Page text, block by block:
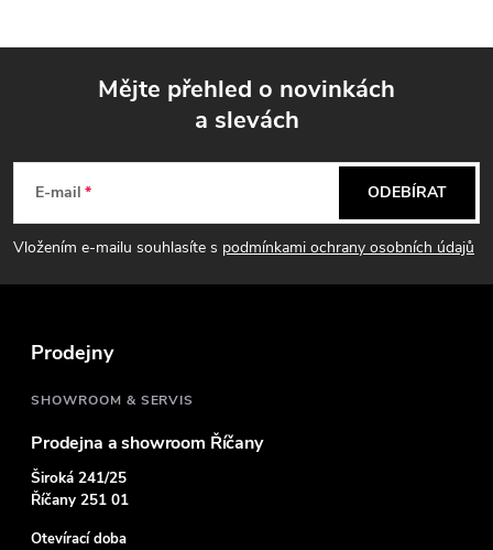
p
a
Mějte přehled o novinkách
a slevách
E-mail
Vložením e-mailu souhlasíte s podmínkami ochrany osobních údajů
ODEBÍRAT
Prodejny
SHOWROOM & SERVIS
Prodejna a showroom Říčany
Široká 241/25
Říčany 251 01
Otevírací doba